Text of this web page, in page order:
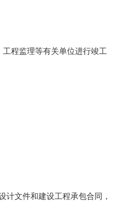
程监理等有关单位进行竣工
文件和建设工程承包合同，